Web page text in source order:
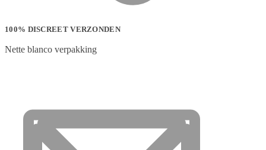
100% DISCREET VERZONDEN
Nette blanco verpakking